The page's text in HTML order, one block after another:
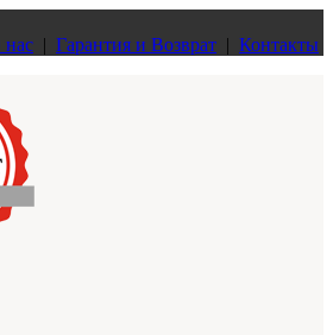
| Гарантия и Возврат | Контакты